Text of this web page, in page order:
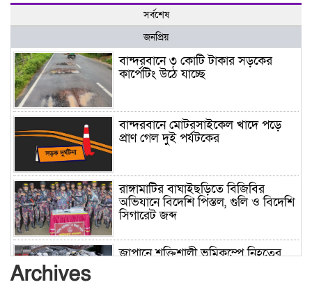
সর্বশেষ
জনপ্রিয়
বান্দরবানে ৩ কোটি টাকার সড়কের
কার্পেটিং উঠে যাচ্ছে
বান্দরবানে মোটরসাইকেল খাদে পড়ে
প্রাণ গেল দুই পর্যটকের
রাঙ্গামাটির বাঘাইছড়িতে বিজিবির
অভিযানে বিদেশি পিস্তল, গুলি ও বিদেশি
সিগারেট জব্দ
জাপানে শক্তিশালী ভূমিকম্পে নিহতের
Archives